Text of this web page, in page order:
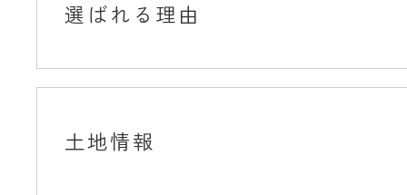
選ばれる理由
土地情報